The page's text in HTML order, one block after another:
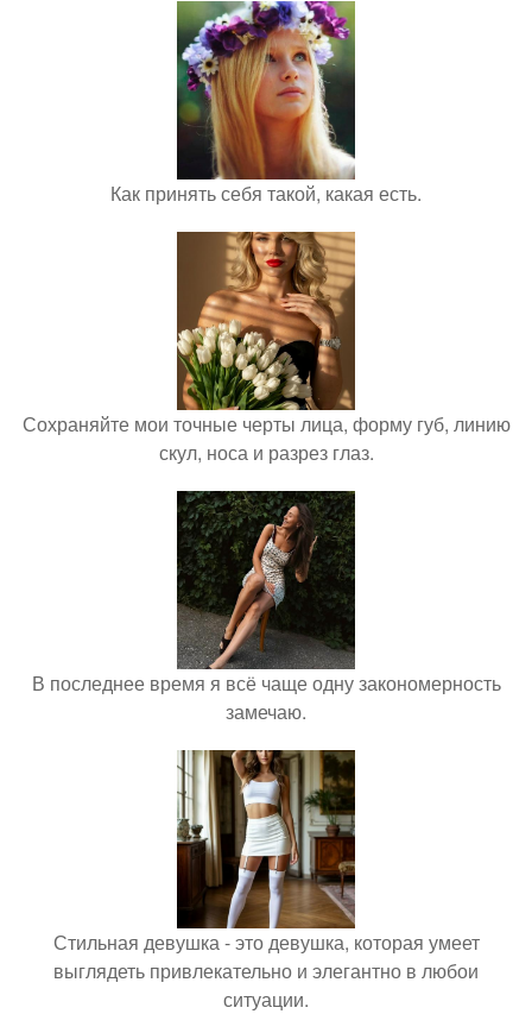
Как принять себя такой, какая есть.
Сохраняйте мои точные черты лица, форму губ, линию
скул, носа и разрез глаз.
В последнее время я всё чаще одну закономерность
замечаю.
Стильная девушка - это девушка, которая умеет
выглядеть привлекательно и элегантно в любои
ситуации.